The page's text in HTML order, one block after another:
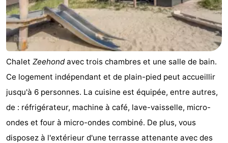
Chalet Zeehondavec trois chambres et une salle de bain.
Ce logement indépendant et de plain-pied peut accueillir
jusqu'à 6 personnes. La cuisine est équipée, entre autres,
de : réfrigérateur, machine à café, lave-vaisselle, micro-
ondes et four à micro-ondes combiné. De plus, vous
disposez à l'extérieur d'une terrasse attenante avec des